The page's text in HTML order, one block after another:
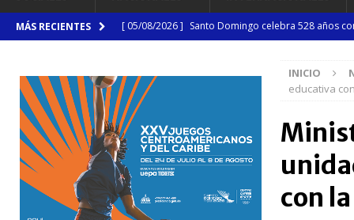
MÁS RECIENTES [ 04/08/2026 ] Código Penal reúne a periodistas
[ 04/08/2026 ] Arritmia puede explicar por qué el
[ 04/08/2026 ]
[ 04/08/2026 ] Migración somete a la justicia a
NACIONALES
[ 06/08/2026 ]
Mujer reportada como
en la avenida Las Américas
INICIO
educativa
con